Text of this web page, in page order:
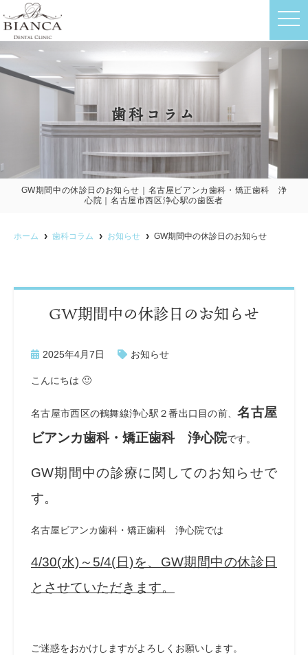
歯科コラム
GW期間中の休診日のお知らせ｜名古屋ビアンカ歯科・矯正歯科 浄
心院｜名古屋市西区浄心駅の歯医者
t
o
ホーム 歯科コラム お知らせ GW期間中の休診日のお知らせ
GW期間中の休診日のお知らせ
2025年4月7日 お知らせ
こんにちは 🙂
名古屋市西区の鶴舞線浄心駅２番出口目の前、名古屋
ビアンカ歯科・矯正歯科 浄心院です。
GW期間中の診療に関してのお知らせで
す。
名古屋ビアンカ歯科・矯正歯科 浄心院では
4/30(水)～5/4(日)を、GW期間中の休診日
とさせていただきます。
ご迷惑をおかけしますがよろしくお願いします。